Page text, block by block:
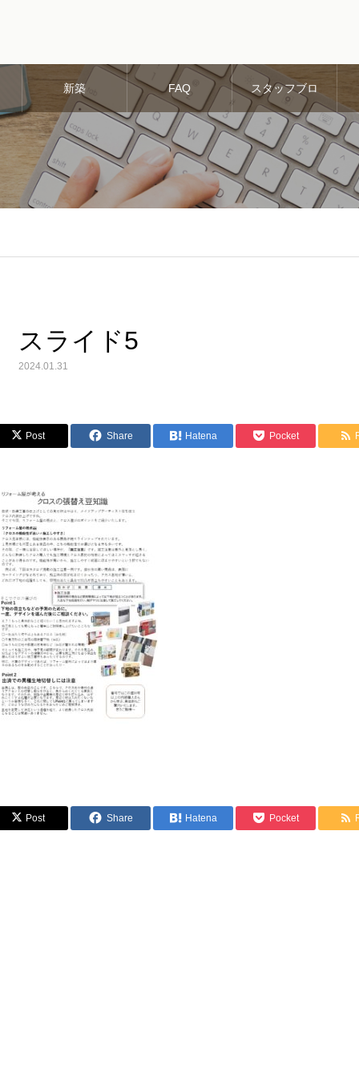
新築 FAQ スタッフブロ
グ
スライド5
2024.01.31
Post Share Hatena Pocket
Post Share Hatena Pocket